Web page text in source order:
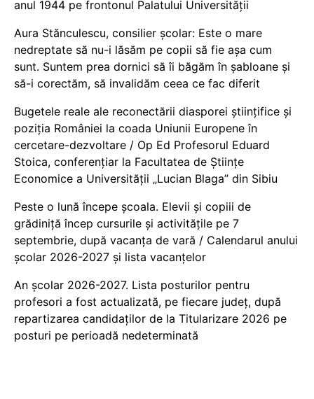
anul 1944 pe frontonul Palatului Universității
Aura Stănculescu, consilier școlar: Este o mare
nedreptate să nu-i lăsăm pe copii să fie așa cum
sunt. Suntem prea dornici să îi băgăm în șabloane și
să-i corectăm, să invalidăm ceea ce fac diferit
Bugetele reale ale reconectării diasporei științifice și
poziția României la coada Uniunii Europene în
cercetare-dezvoltare / Op Ed Profesorul Eduard
Stoica, conferențiar la Facultatea de Științe
Economice a Universității „Lucian Blaga” din Sibiu
Peste o lună începe școala. Elevii și copiii de
grădiniță încep cursurile și activitățile pe 7
septembrie, după vacanța de vară / Calendarul anului
școlar 2026-2027 și lista vacanțelor
An școlar 2026-2027. Lista posturilor pentru
profesori a fost actualizată, pe fiecare județ, după
repartizarea candidaților de la Titularizare 2026 pe
posturi pe perioadă nedeterminată